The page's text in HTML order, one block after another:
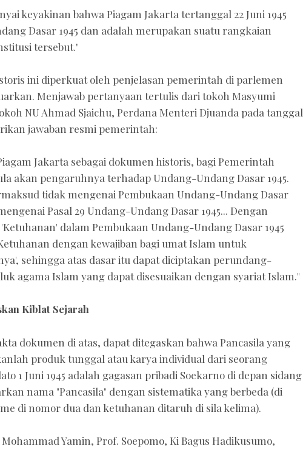
keyakinan bahwa Piagam Jakarta tertanggal 22 Juni 1945
Dasar 1945 dan adalah merupakan suatu rangkaian
tersebut."
ini diperkuat oleh penjelasan pemerintah di parlemen
Menjawab pertanyaan tertulis dari tokoh Masyumi
NU Ahmad Sjaichu, Perdana Menteri Djuanda pada tanggal
jawaban resmi pemerintah:
Jakarta sebagai dokumen historis, bagi Pemerintah
akan pengaruhnya terhadap Undang-Undang Dasar 1945.
tidak mengenai Pembukaan Undang-Undang Dasar
Pasal 29 Undang-Undang Dasar 1945... Dengan
dalam Pembukaan Undang-Undang Dasar 1945
dengan kewajiban bagi umat Islam untuk
sehingga atas dasar itu dapat diciptakan perundang-
agama Islam yang dapat disesuaikan dengan syariat Islam."
Kiblat Sejarah
dokumen di atas, dapat ditegaskan bahwa Pancasila yang
produk tunggal atau karya individual dari seorang
1 Juni 1945 adalah gagasan pribadi Soekarno di depan sidang
nama "Pancasila" dengan sistematika yang berbeda (di
di nomor dua dan ketuhanan ditaruh di sila kelima).
Yamin, Prof. Soepomo, Ki Bagus Hadikusumo,